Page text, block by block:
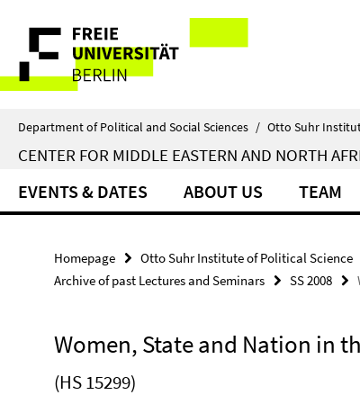
direkt
Inhalt
Service
Navigation
Department of Political and Social Sciences / Otto Suhr
CENTER FOR MIDDLE EASTERN AND NORTH
EVENTS & DATES ABOUT US TEAM
Homepage Otto Suhr Institute of Political Science
Archive of past Lectures and Seminars
SS 2008
Women, State and Nation in
(HS 15299)